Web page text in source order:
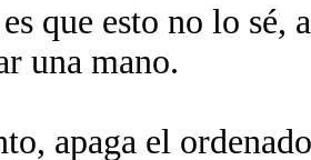
que esto no lo sé,
una mano.
apaga el